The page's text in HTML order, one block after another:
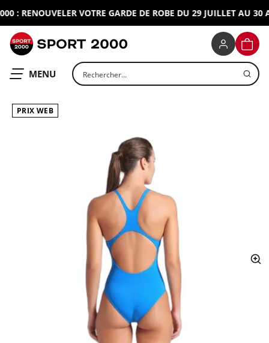
: RENOUVELER VOTRE GARDE DE ROBE DU 29 JUILLET AU 30
OUVRIR LE
MENU Rechercher un produit
PRIX WEB